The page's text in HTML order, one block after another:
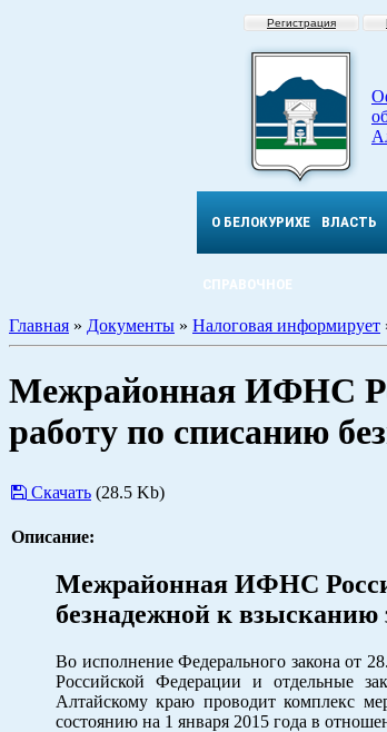
Регистрация
О БЕЛОКУРИХЕ ВЛАСТЬ
СПРАВОЧНОЕ
Главная » Документы » Налоговая информирует
Межрайонная ИФНС
работу по списанию
Скачать (28.5 Kb)
Описание:
Межрайонная ИФНС
безнадежной к взысканию
Во исполнение Федерального закона от
Российской Федерации и отдельные
Алтайскому краю проводит комплекс
состоянию на 1 января 2015 года в